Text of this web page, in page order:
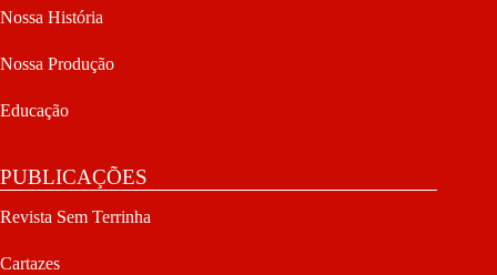
Nossa História
Nossa Produção
Educação
PUBLICAÇÕES
Revista Sem Terrinha
Cartazes